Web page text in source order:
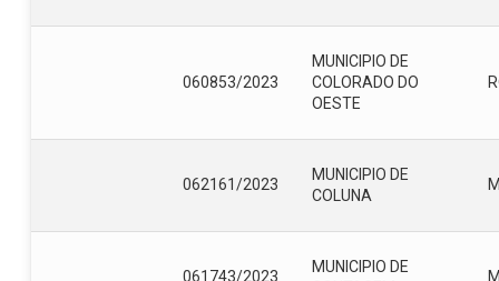
060853/2023
MUNICIPIO DE
COLORADO DO
OESTE
062161/2023
MUNICIPIO DE
COLUNA
061743/2023
MUNICIPIO DE